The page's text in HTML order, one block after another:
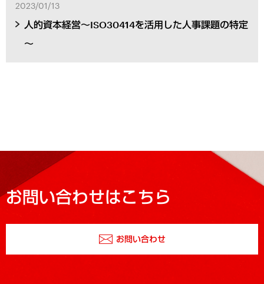
2023/01/13
人的資本経営～ISO30414を活用した人事課題の特定
～
お問い合わせはこちら
お問い合わせ